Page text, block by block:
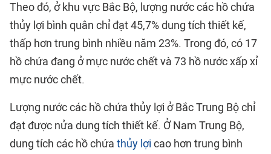
Theo đó, ở khu vực Bắc Bộ, lượng nước các hồ chứa
thủy lợi bình quân chỉ đạt 45,7% dung tích thiết kế,
thấp hơn trung bình nhiều năm 23%. Trong đó, có 17
hồ chứa đang ở mực nước chết và 73 hồ nước xấp xỉ
mực nước chết.
Lượng nước các hồ chứa thủy lợi ở Bắc Trung Bộ chỉ
đạt được nửa dung tích thiết kế. Ở Nam Trung Bộ,
dung tích các hồ chứa thủy lợi cao hơn trung bình